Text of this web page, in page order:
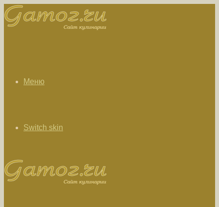
Меню
Switch skin